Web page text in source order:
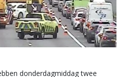
donderdagmiddag twee